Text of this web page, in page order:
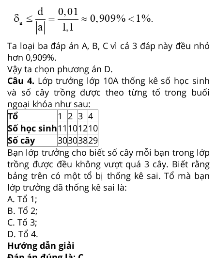
Ta loại ba đáp án A, B, C vì cả 3 đáp này đều nhỏ
hơn 0,909%.
Vậy ta chọn phương án D.
Câu 4. Lớp trưởng lớp 10A thống kê số học sinh
và số cây trồng được theo từng tổ trong buổi
ngoại khóa như sau:
Tổ
1 2 3 4
Số học sinh11 101210
Số cây
30303829
Bạn lớp trưởng cho biết số cây mỗi bạn trong lớp
trồng được đều không vượt quá 3 cây. Biết rằng
bảng trên có một tổ bị thống kê sai. Tổ mà bạn
lớp trưởng đã thống kê sai là:
A. Tổ 1;
B. Tổ 2;
C. Tổ 3;
D. Tổ 4.
Hướng dẫn giải